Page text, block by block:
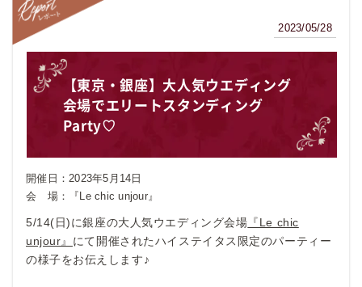
レポート
2023/05/28
【東京・銀座】大人気ウエディング
会場でエリートスタンディング
Party♡
開催日：2023年5月14日
会 場：
『Le chic unjour』
5/14(日)に銀座の大人気ウエディング会場 『Le chic
unjour』 にて開催されたハイステイタス限定のパーティー
の様子をお伝えします♪